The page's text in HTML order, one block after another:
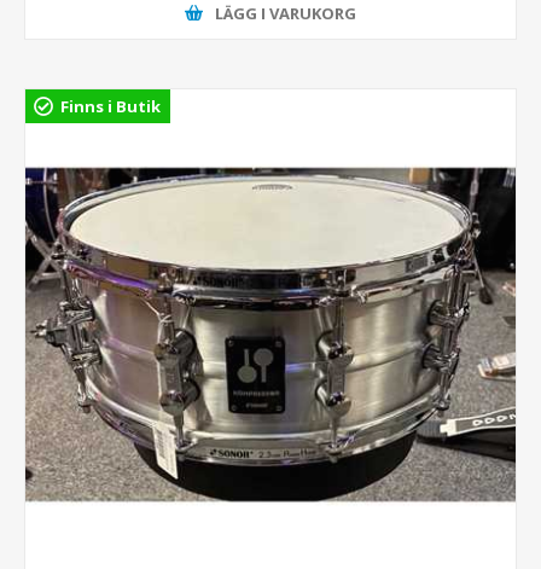
LÄGG I VARUKORG
Finns i Butik